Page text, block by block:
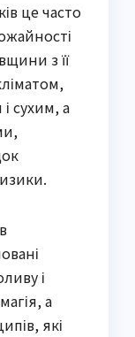
це часто
з її
сухим, а
і
а
які